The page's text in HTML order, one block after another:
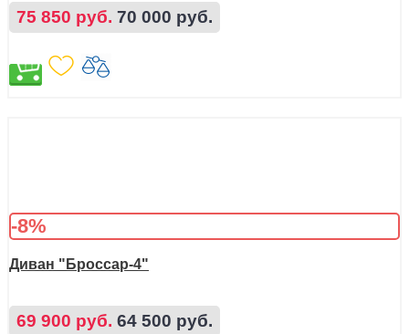
75 850 руб. 70 000 руб.
-8%
Диван "Броссар-4"
69 900 руб. 64 500 руб.